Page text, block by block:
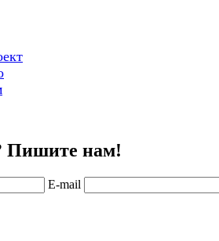
Пишите нам!
E-mail